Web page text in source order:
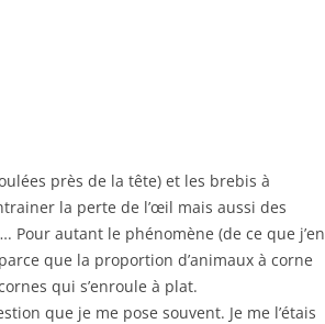
près de la tête) et les brebis à
la perte de l’œil mais aussi des
Pour autant le phénomène (de ce que j’en
que la proportion d’animaux à corne
qui s’enroule à plat.
que je me pose souvent. Je me l’étais